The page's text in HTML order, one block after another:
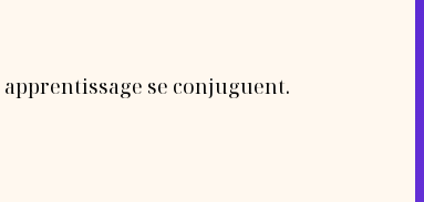
se conjuguent.